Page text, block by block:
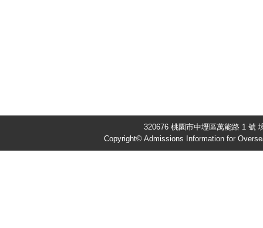
320676 桃園市中壢區萬能路 1 號
Copyright© Admissions Information for